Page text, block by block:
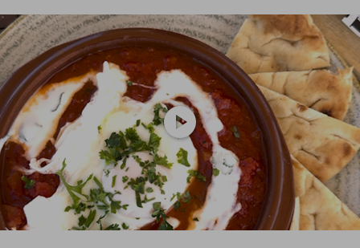
play_circle